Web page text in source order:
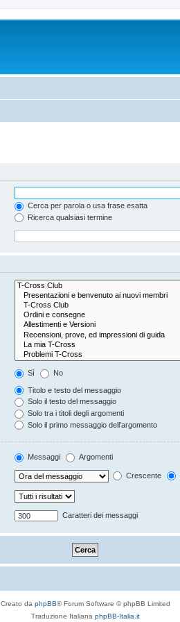
Cerca per parola o usa frase esatta
Ricerca qualsiasi termine
Sì No
Titolo e testo del messaggio
Solo il testo del messaggio
Solo tra i titoli degli argomenti
Solo il primo messaggio dell’argomento
Messaggi Argomenti
Crescente
Caratteri dei messaggi
Creato da phpBB® Forum Software © phpBB Limited
Traduzione Italiana phpBB-Italia.it